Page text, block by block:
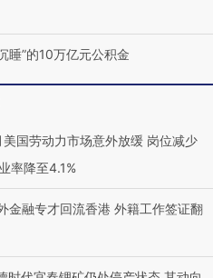
睡”的10万亿元公积金
美国劳动力市场意外放缓 岗位减少
率降至4.1%
金融专才回流香港 外籍工作签证翻